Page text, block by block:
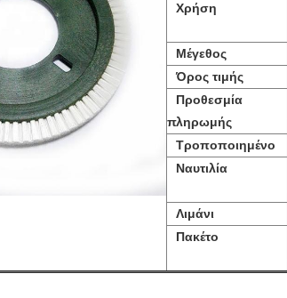
Χρήση
Μέγεθος
Όρος τιμής
Προθεσμία
πληρωμής
Τροποποιημένο
Ναυτιλία
Λιμάνι
Πακέτο